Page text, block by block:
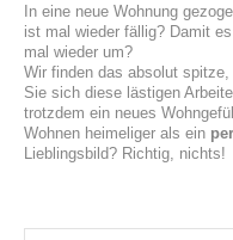
In eine neue Wohnung
ist mal wieder fällig? Damit
mal wieder um?
Wir finden das absolut
Sie sich diese lästigen
trotzdem ein neues
Wohnen heimeliger als ein
Lieblingsbild? Richtig, nichts!